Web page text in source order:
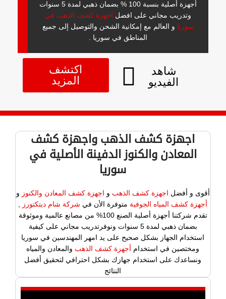
أجهزة أصلية بنسبة 100 % بضمان ذهبي لمدة 5 سنوات
وتدريب مجاني على افضل اجهزة كشف الذهب في
سوريا و العالم مع إمكانية الشحن والتوصيل إلى جميع
المناطق في سوريا .
اكتشف
المزيد
شاهد
الفيديو
اجهزة كشف الذهب واجهزة كشف
المعادن والكنوز الدفينة الأصلية في
سوريا
أقوى و أفضل اجهزة كشف الذهب و اجهزة كشف المعادن والكنوز و
أجهزة كشف المياه الجوفية متوفرة الأن في شركة شام ديتكتورز ,
تقدم شركتنا أجهزة أصلية الصنع 100% من مصانع عالمية وموثوقة
بضمان ذهبي لمدة 5 سنوات ونوفرتدريب مجاني على كيفية
استخدام الجهاز بشكل صحيح على يد امهر المهندسين في سوريا
ومختصين في استخدام أجهزة كشف الذهب والمعادن والمياه
ونساعدك على استخدام جهازك بشكل احترافي لتحقيق أفضل
النتائج